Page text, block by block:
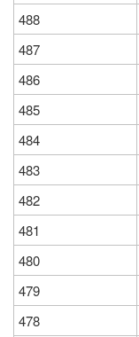
488
487
486
485
484
483
482
481
480
479
478